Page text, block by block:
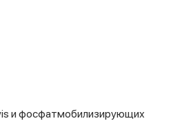
и фосфатмобилизирующих